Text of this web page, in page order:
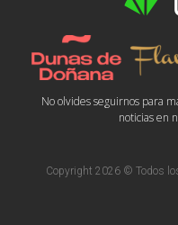
No olvides seguirnos para
noticias en
Copyright 2026 © Todos